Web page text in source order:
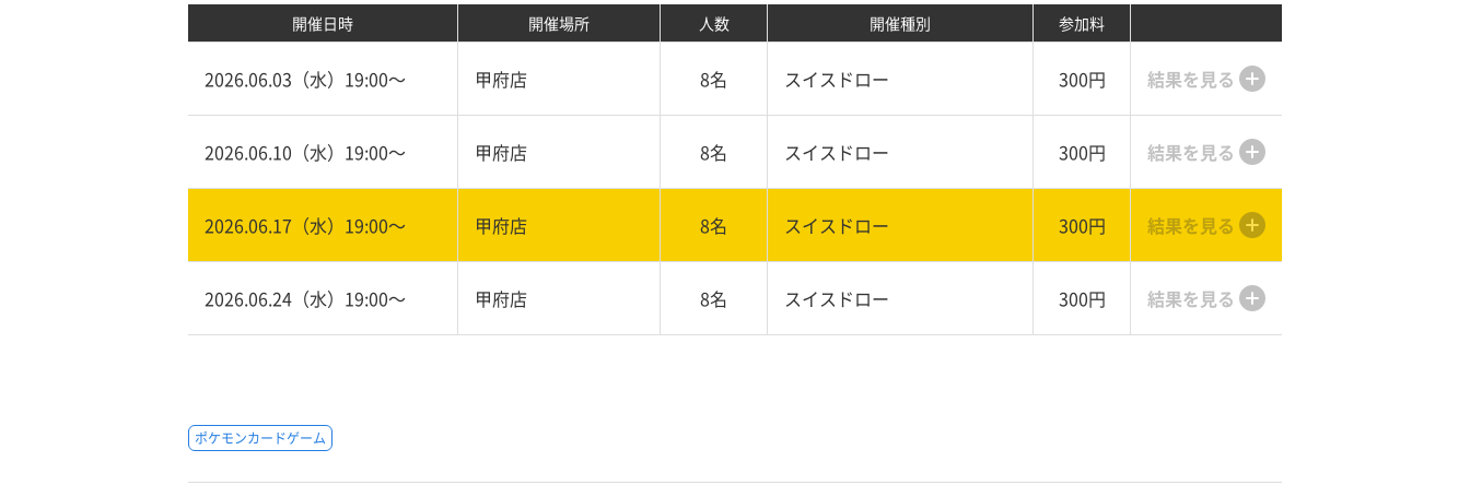
開催日時 開催場所 人数 開催種別 参加料
2026.06.03（水）19:00〜 甲府店 8名 スイスドロー 300円 結果を見る
2026.06.10（水）19:00〜 甲府店 8名 スイスドロー 300円 結果を見る
2026.06.17（水）19:00〜 甲府店 8名 スイスドロー 300円 結果を見る
2026.06.24（水）19:00〜 甲府店 8名 スイスドロー 300円 結果を見る
ポケモンカードゲーム